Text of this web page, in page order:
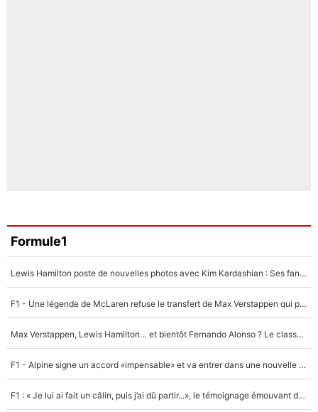
Formule1
Lewis Hamilton poste de nouvelles photos avec Kim Kardashian : Ses fans le voient déjà redevenir champion du monde de F1 grâce à elle !
F1 - Une légende de McLaren refuse le transfert de Max Verstappen qui pourrait «faire des vagues» et plomber l'ambiance dans l'équipe
Max Verstappen, Lewis Hamilton… et bientôt Fernando Alonso ? Le classement des pilotes les mieux payés en Formule 1 risque de changer !
F1 - Alpine signe un accord «impensable» et va entrer dans une nouvelle dimension : Grande nouvelle pour Pierre Gasly !
F1 : « Je lui ai fait un câlin, puis j’ai dû partir...», le témoignage émouvant de Max Verstappen sur sa fille